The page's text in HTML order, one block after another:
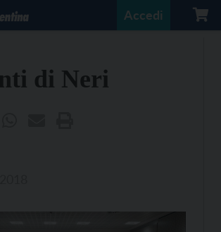
Accedi
di Neri